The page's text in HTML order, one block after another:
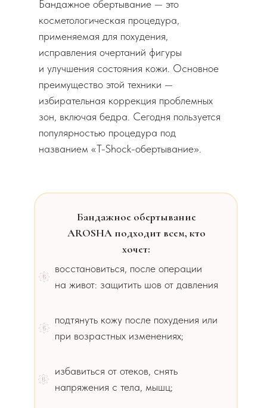
Бандажное обертывание — это
косметологическая процедура,
применяемая для похудения,
исправления очертаний фигуры
и улучшения состояния кожи. Основное
преимущество этой техники —
избирательная коррекция проблемных
зон, включая бедра. Сегодня пользуется
популярностью процедура под
названием «T-Shock-обертывание».
восстановиться, после операции
на живот: защитить шов от давления
избавиться от отеков, снять
напряжения с тела, мышц;
Бандажное обертывание
AROSHA подходит всем, кто
хочет:
подтянуть кожу после похудения или
при возрастных изменениях;